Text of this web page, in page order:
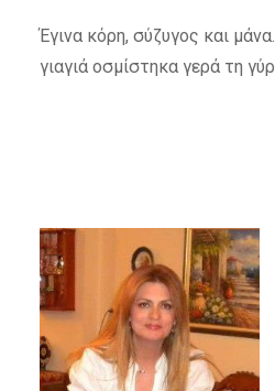
Έγινα κόρη, σύζυγος και
γιαγιά οσμίστηκα γερά τη